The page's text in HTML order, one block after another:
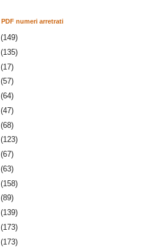
PDF numeri arretrati
(149)
(135)
(17)
(57)
(64)
(47)
(68)
(123)
(67)
(63)
(158)
(89)
(139)
(173)
(173)